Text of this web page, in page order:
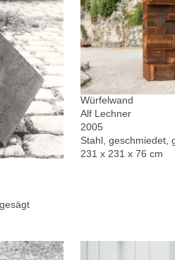
Würfelwand
Alf Lechner
2005
Stahl, geschmiedet,
231 x 231 x 76 cm